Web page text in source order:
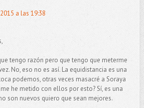
a las 19:38
tengo razón pero que tengo que meterme
No, eso no es así. La equidistancia es una
podemos, otras veces masacré a Soraya
he metido con ellos por esto? Sí, es una
son nuevos quiero que sean mejores.